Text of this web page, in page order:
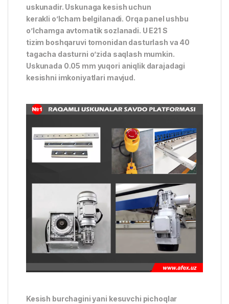
uskunadir. Uskunaga kesish uchun
kerakli o’lcham belgilanadi. Orqa panel ushbu
o’lchamga avtomatik sozlanadi. U E21 S
tizim boshqaruvi tomonidan dasturlash va 40
tagacha dasturni o’zida saqlash mumkin.
Uskunada 0.05 mm yuqori aniqlik darajadagi
kesishni imkoniyatlari mavjud.
Kesish burchagini yani kesuvchi pichoqlar